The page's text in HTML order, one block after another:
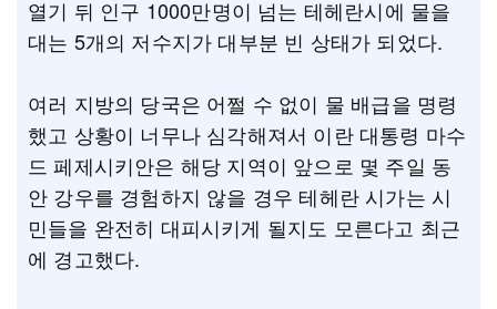
열기 뒤 인구 1000만명이 넘는 테헤란시에 물을
대는 5개의 저수지가 대부분 빈 상태가 되었다.
여러 지방의 당국은 어쩔 수 없이 물 배급을 명령
했고 상황이 너무나 심각해져서 이란 대통령 마수
드 페제시키안은 해당 지역이 앞으로 몇 주일 동
안 강우를 경험하지 않을 경우 테헤란 시가는 시
민들을 완전히 대피시키게 될지도 모른다고 최근
에 경고했다.